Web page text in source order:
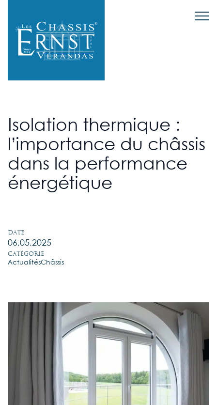
Isolation thermique :
l’importance du châssis
dans la performance
énergétique
Date
06.05.2025
Catégorie
ActualitésChâssis